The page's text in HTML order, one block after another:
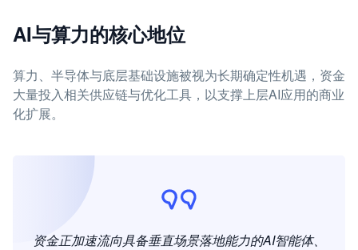
AI与算力的核心地位
算力、半导体与底层基础设施被视为长期确定性机遇，资金
大量投入相关供应链与优化工具，以支撑上层AI应用的商业
化扩展。
资金正加速流向具备垂直场景落地能力的AI智能体、